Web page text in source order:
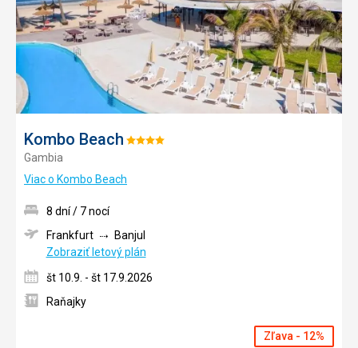
Kombo Beach Hodnotenie:
Gambia
Viac o Kombo Beach
8 dní / 7 nocí
Frankfurt
Banjul
Zobraziť letový plán
št 10.9. - št 17.9.2026
Raňajky
Zľava - 12%